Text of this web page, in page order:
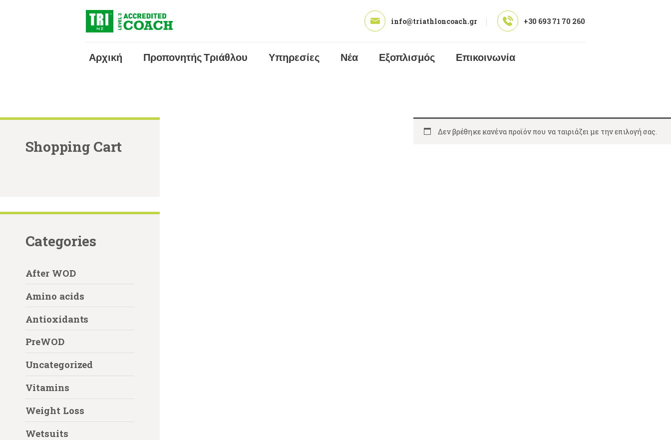
info@triathloncoach.gr +30 693 71 70 260
Αρχική Προπονητής Τριάθλου Υπηρεσίες Νέα Εξοπλισμός Επικοινωνία
ΤΡΙΆΘΛΟΥ
Δεν βρέθηκε κανένα προϊόν που να ταιριάζει με την επιλογή σας.
Shopping Cart
Categories
After WOD
Amino acids
Antioxidants
PreWOD
Uncategorized
Vitamins
Weight Loss
Wetsuits